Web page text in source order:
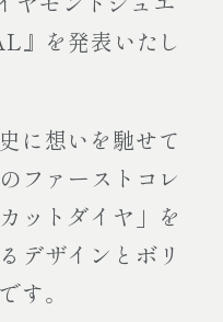
』を発表いたし
に想いを馳せて
ファーストコレ
ットダイヤ」を
デザインとボリ
す。